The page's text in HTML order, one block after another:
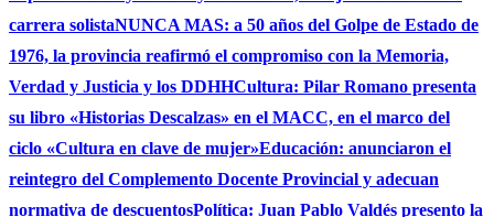
carrera solistaNUNCA MAS: a 50 años del Golpe de Estado de
1976, la provincia reafirmó el compromiso con la Memoria,
Verdad y Justicia y los DDHHCultura: Pilar Romano presenta
su libro «Historias Descalzas» en el MACC, en el marco del
ciclo «Cultura en clave de mujer»Educación: anunciaron el
reintegro del Complemento Docente Provincial y adecuan
normativa de descuentosPolítica: Juan Pablo Valdés presento la